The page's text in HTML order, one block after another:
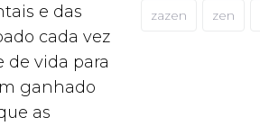
e das
cada vez
de vida para
ganhado
as
zazen zen